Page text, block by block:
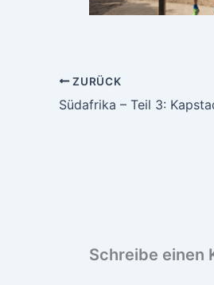
ZURÜCK
Schreibe einen